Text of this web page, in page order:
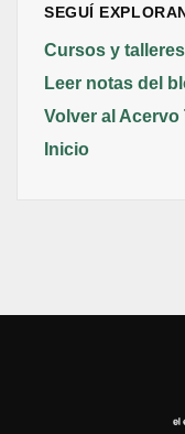
SEGUÍ
Cursos y
Leer notas del
Volver al Acervo
Inicio